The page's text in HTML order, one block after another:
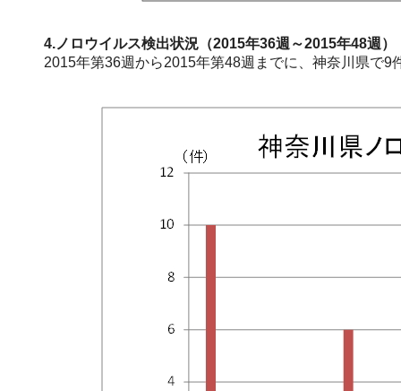
4.ノロウイルス検出状況（2015年36週～2015年48週）
2015年第36週から2015年第48週までに、神奈川県で